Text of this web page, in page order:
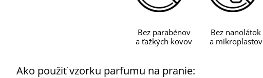
Bez parabénov
a ťažkých kovov
Bez nanolátok
a mikroplastov
Ako použiť vzorku parfumu na pranie: